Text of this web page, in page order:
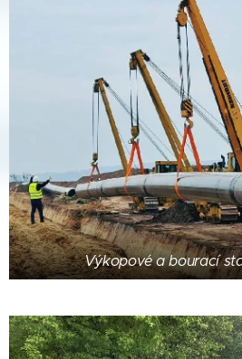
Výkopové a bourací